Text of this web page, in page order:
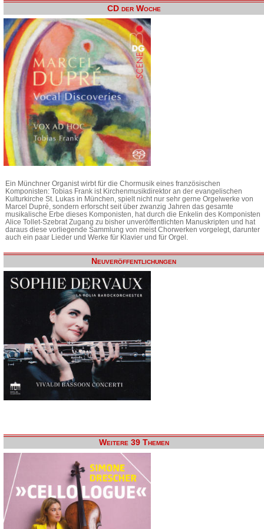
CD der Woche
Ein Münchner Organist wirbt für die Chormusik eines französischen
Komponisten: Tobias Frank ist Kirchenmusikdirektor an der evangelischen
Kulturkirche St. Lukas in München, spielt nicht nur sehr gerne Orgelwerke von
Marcel Dupré, sondern erforscht seit über zwanzig Jahren das gesamte
musikalische Erbe dieses Komponisten, hat durch die Enkelin des Komponisten
Alice Tollet-Szebrat Zugang zu bisher unveröffentlichten Manuskripten und hat
daraus diese vorliegende Sammlung von meist Chorwerken vorgelegt, darunter
auch ein paar Lieder und Werke für Klavier und für Orgel.
Neuveröffentlichungen
Weitere 39 Themen